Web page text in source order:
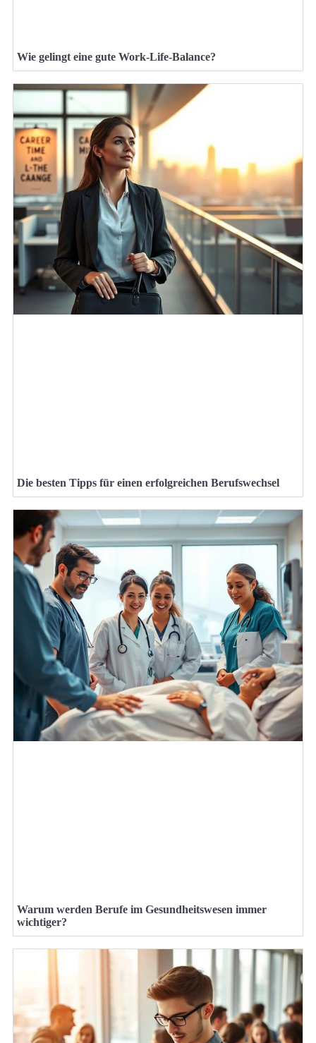
Wie gelingt eine gute Work-Life-Balance?
Die besten Tipps für einen erfolgreichen Berufswechsel
Warum werden Berufe im Gesundheitswesen immer
wichtiger?